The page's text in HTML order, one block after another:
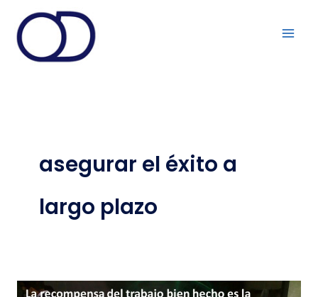
contenido
asegurar el éxito a
largo plazo
Cómo